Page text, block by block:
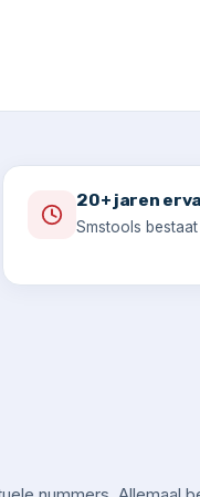
20+ jaren
Smstools